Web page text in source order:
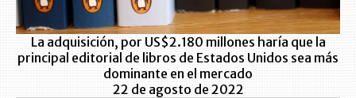
La adquisición, por US$2.180 millones haría que la
principal editorial de libros de Estados Unidos sea más
dominante en el mercado
22 de agosto de 2022